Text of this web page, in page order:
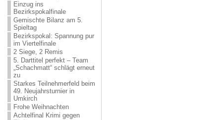
Einzug ins
Bezirkspokalfinale
Gemischte Bilanz am 5.
Spieltag
Bezirkspokal: Spannung pur
im Viertelfinale
2 Siege, 2 Remis
5. Darttitel perfekt – Team
„Schachmatt“ schlägt erneut
zu
Starkes Teilnehmerfeld beim
49. Neujahrsturnier in
Umkirch
Frohe Weihnachten
Achtelfinal Krimi gegen